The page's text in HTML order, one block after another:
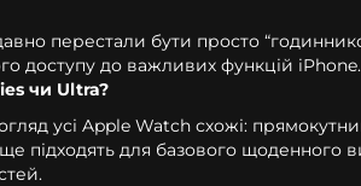
перестали бути просто
доступу до важливих функцій
чи Ultra?
усі Apple Watch схожі:
підходять для базового щоденного